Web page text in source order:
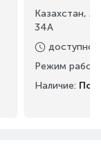
Казахстан,
34А
доступно
Режим
Наличие: Под